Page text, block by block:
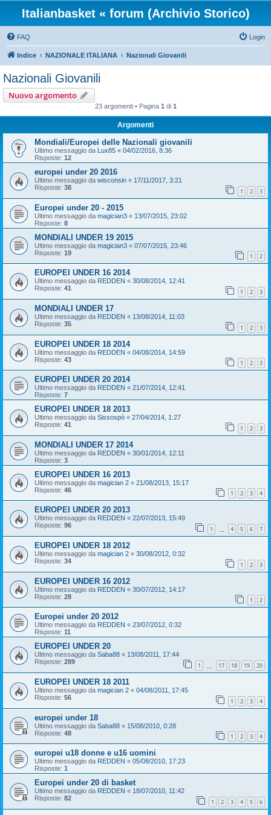
Italianbasket « forum (Archivio Storico)
FAQ Login
Indice NAZIONALE ITALIANA Nazionali Giovanili
Nazionali Giovanili
Nuovo argomento
23 argomenti • Pagina 1 di 1
Argomenti
Mondiali/Europei delle Nazionali giovanili
Ultimo messaggio da Lux85 « 04/02/2016, 8:36
Risposte: 12
europei under 20 2016
Ultimo messaggio da wisconsin « 17/11/2017, 3:21
Risposte: 38 1 2 3
Europei under 20 - 2015
Ultimo messaggio da magician3 « 13/07/2015, 23:02
Risposte: 8
MONDIALI UNDER 19 2015
Ultimo messaggio da magician3 « 07/07/2015, 23:46
Risposte: 19 1 2
EUROPEI UNDER 16 2014
Ultimo messaggio da REDDEN « 30/08/2014, 12:41
Risposte: 41 1 2 3
MONDIALI UNDER 17
Ultimo messaggio da REDDEN « 13/08/2014, 11:03
Risposte: 35 1 2 3
EUROPEI UNDER 18 2014
Ultimo messaggio da REDDEN « 04/08/2014, 14:59
Risposte: 43 1 2 3
EUROPEI UNDER 20 2014
Ultimo messaggio da REDDEN « 21/07/2014, 12:41
Risposte: 7
EUROPEI UNDER 18 2013
Ultimo messaggio da Sissospò « 27/04/2014, 1:27
Risposte: 41 1 2 3
MONDIALI UNDER 17 2014
Ultimo messaggio da REDDEN « 30/01/2014, 12:11
Risposte: 3
EUROPEI UNDER 16 2013
Ultimo messaggio da magician 2 « 21/08/2013, 15:17
Risposte: 46 1 2 3 4
EUROPEI UNDER 20 2013
Ultimo messaggio da REDDEN « 22/07/2013, 15:49
Risposte: 96 1 4 5 6 7
EUROPEI UNDER 18 2012
Ultimo messaggio da magician 2 « 30/08/2012, 0:32
Risposte: 34 1 2 3
EUROPEI UNDER 16 2012
Ultimo messaggio da REDDEN « 30/07/2012, 14:17
Risposte: 28 1 2
Europei under 20 2012
Ultimo messaggio da REDDEN « 23/07/2012, 0:32
Risposte: 11
EUROPEI UNDER 20
Ultimo messaggio da Saba88 « 13/08/2011, 17:44
Risposte: 289 1 17 18 19 20
EUROPEI UNDER 18 2011
Ultimo messaggio da magician 2 « 04/08/2011, 17:45
Risposte: 56 1 2 3 4
europei under 18
Ultimo messaggio da Saba88 « 15/08/2010, 0:28
Risposte: 48 1 2 3 4
europei u18 donne e u16 uomini
Ultimo messaggio da REDDEN « 05/08/2010, 17:23
Risposte: 1
Europei under 20 di basket
Ultimo messaggio da REDDEN « 18/07/2010, 11:42
Risposte: 82 1 2 3 4 5 6